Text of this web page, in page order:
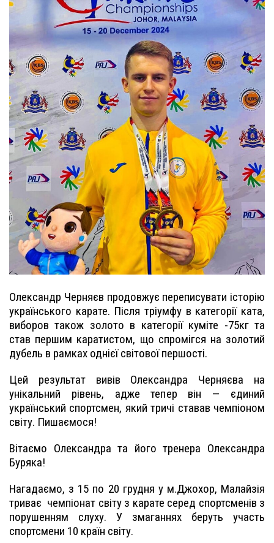
Олександр Черняєв продовжує переписувати історію
українського карате. Після тріумфу в категорії ката,
виборов також золото в категорії куміте -75кг та
став першим каратистом, що спромігся на золотий
дубель в рамках однієї світової першості.
Цей результат вивів Олександра Черняєва на
унікальний рівень, адже тепер він — єдиний
український спортсмен, який тричі ставав чемпіоном
світу. Пишаємося!
Вітаємо Олександра та його тренера Олександра
Буряка!
Нагадаємо, з 15 по 20 грудня у м.Джохор, Малайзія
триває чемпіонат світу з карате серед спортсменів з
порушенням слуху. У змаганнях беруть участь
спортсмени 10 країн світу.